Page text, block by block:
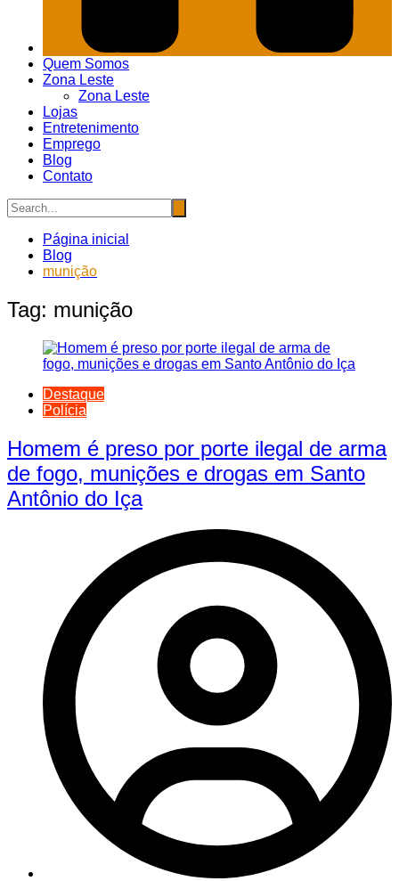
Quem Somos
Zona Leste
Zona Leste
Lojas
Entretenimento
Emprego
Blog
Contato
Página inicial
Blog
munição
Tag: munição
Destaque
Polícia
Homem é preso por porte ilegal de arma
de fogo, munições e drogas em Santo
Antônio do Iça